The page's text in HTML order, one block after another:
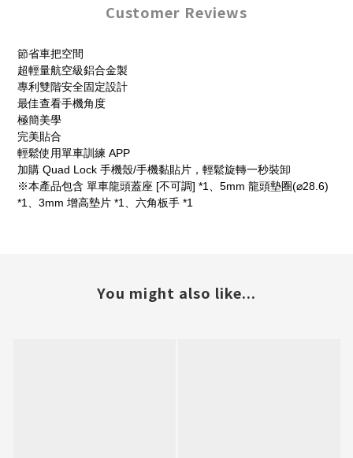
Customer Reviews
節省車把空間
超輕量航空級鋁合金製
專利雙階安全固定設計
最佳查看手機角度
極簡美學
完美貼合
輕鬆使用單車訓練 APP
加購 Quad Lock 手機殼/手機黏貼片，輕鬆旋轉一秒裝卸
※本產品包含 單車龍頭蓋座 [不可調] *1、5mm 龍頭墊圈(⌀28.6)
*1、3mm 增高墊片 *1、六角板手 *1
You might also like...